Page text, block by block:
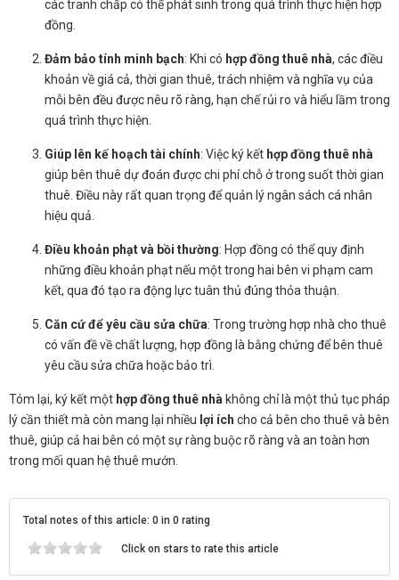
các tranh chấp có thể phát sinh trong quá trình thực hiện hợp
đồng.
Đảm bảo tính minh bạch: Khi có hợp đồng thuê nhà, các điều
khoản về giá cả, thời gian thuê, trách nhiệm và nghĩa vụ của
mỗi bên đều được nêu rõ ràng, hạn chế rủi ro và hiểu lầm trong
quá trình thực hiện.
Giúp lên kế hoạch tài chính: Việc ký kết hợp đồng thuê nhà
giúp bên thuê dự đoán được chi phí chỗ ở trong suốt thời gian
thuê. Điều này rất quan trọng để quản lý ngân sách cá nhân
hiệu quả.
Điều khoản phạt và bồi thường: Hợp đồng có thể quy định
những điều khoản phạt nếu một trong hai bên vi phạm cam
kết, qua đó tạo ra động lực tuân thủ đúng thỏa thuận.
Căn cứ để yêu cầu sửa chữa: Trong trường hợp nhà cho thuê
có vấn đề về chất lượng, hợp đồng là bằng chứng để bên thuê
yêu cầu sửa chữa hoặc bảo trì.
Tóm lại, ký kết một hợp đồng thuê nhà không chỉ là một thủ tục pháp
lý cần thiết mà còn mang lại nhiều lợi ích cho cả bên cho thuê và bên
thuê, giúp cả hai bên có một sự ràng buộc rõ ràng và an toàn hơn
trong mối quan hệ thuê mướn.
Total notes of this article: 0 in 0 rating
Click on stars to rate this article